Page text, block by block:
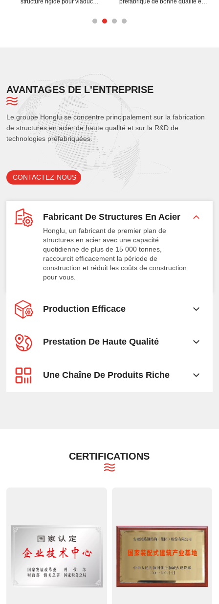
AVANTAGES DE L'ENTREPRISE
Le groupe Honglu se concentre principalement sur la fabrication
de structures en acier de haute qualité et sur la R&D de
technologies préfabriquées.
CONTACTEZ-NOUS
Fabricant De Structures En Acier
Honglu, un fabricant de premier plan de
structures en acier avec une capacité
quotidienne de plus de 15 000 tonnes,
raccourcit efficacement la période de
construction et réduit les coûts de construction
pour vous.
Production Efficace
Prestation De Haute Qualité
Une Chaîne De Produits Riche
CERTIFICATIONS